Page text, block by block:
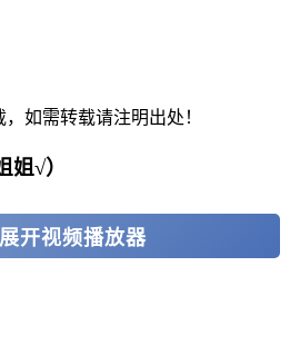
如需转载请注明出处！
√）
开视频播放器